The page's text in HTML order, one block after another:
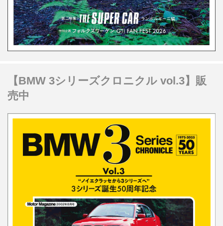
【BMW 3シリーズクロニクル vol.3】販
売中